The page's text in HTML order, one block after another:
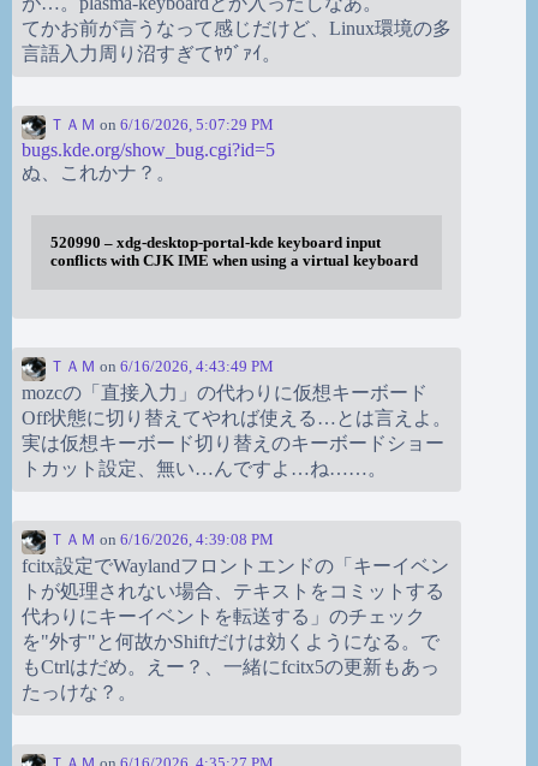
てかお前が言うなって感じだけど、Linux環境の多
言語入力周り沼すぎてﾔｳﾞｧｲ。
ＴＡＭ on 6/16/2026, 5:07:29 PM
bugs.kde.org/show_bug.cgi?id=5
ぬ、これかナ？。
520990 – xdg-desktop-portal-kde keyboard input
conflicts with CJK IME when using a virtual keyboard
ＴＡＭ on 6/16/2026, 4:43:49 PM
mozcの「直接入力」の代わりに仮想キーボード
Off状態に切り替えてやれば使える…とは言えよ。
実は仮想キーボード切り替えのキーボードショー
トカット設定、無い…んですよ…ね……。
ＴＡＭ on 6/16/2026, 4:39:08 PM
fcitx設定でWaylandフロントエンドの「キーイベン
トが処理されない場合、テキストをコミットする
代わりにキーイベントを転送する」のチェック
を"外す"と何故かShiftだけは効くようになる。で
もCtrlはだめ。えー？、一緒にfcitx5の更新もあっ
たっけな？。